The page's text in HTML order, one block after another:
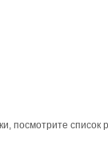
посмотрите список